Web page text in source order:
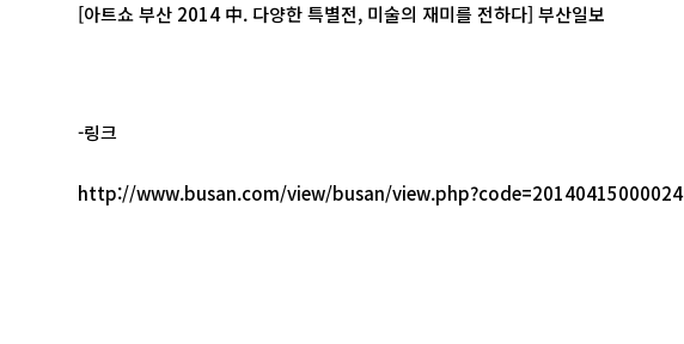
[아트쇼 부산 2014 中. 다양한 특별전, 미술의 재미를 전하다] 부산일보
-링크
http://www.busan.com/view/busan/view.php?code=20140415000024